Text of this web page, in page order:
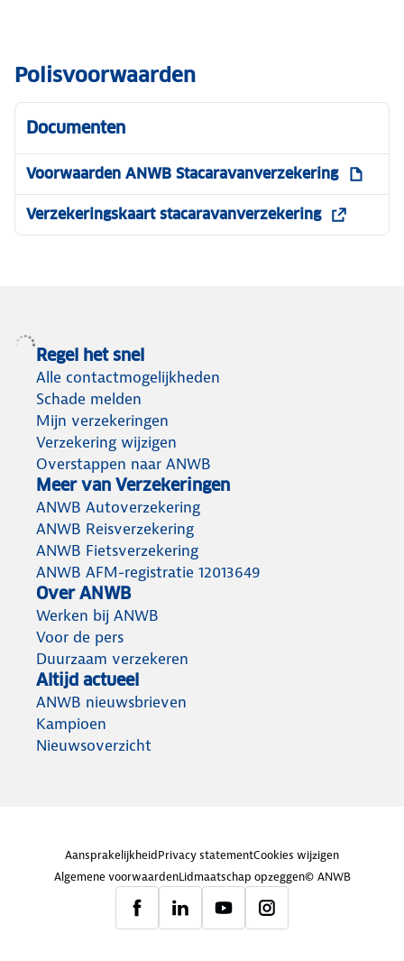
Polisvoorwaarden
Documenten
Voorwaarden ANWB Stacaravanverzekering
Verzekeringskaart stacaravanverzekering
Regel het snel
Alle contactmogelijkheden
Schade melden
Mijn verzekeringen
Verzekering wijzigen
Overstappen naar ANWB
Meer van Verzekeringen
ANWB Autoverzekering
ANWB Reisverzekering
ANWB Fietsverzekering
ANWB AFM-registratie 12013649
Over ANWB
Werken bij ANWB
Voor de pers
Duurzaam verzekeren
Altijd actueel
ANWB nieuwsbrieven
Kampioen
Nieuwsoverzicht
AansprakelijkheidPrivacy statementCookies wijzigen
Algemene voorwaardenLidmaatschap opzeggen© ANWB